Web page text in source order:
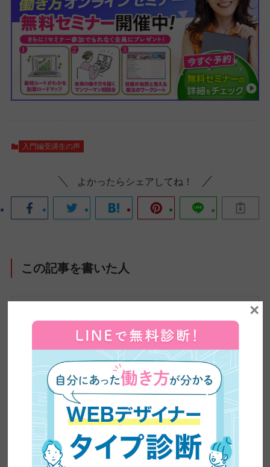
入門編受講生の声
よかったらシェアしてね！
この記事を書いた人
ZEROICHI TIMES by 日本デザイン 編集部
株式会社日本デザインが運営するメディア、
ZEROICHI TIMESは、副業・兼業の解禁や普及、
AIの台頭によるスキル需要の変化など、大きく変
わりつつある働き方をめぐる環境をふまえ、在宅
×